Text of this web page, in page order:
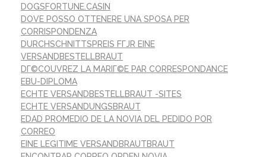
DOGSFORTUNE.CASIN
DOVE POSSO OTTENERE UNA SPOSA PER
CORRISPONDENZA
DURCHSCHNITTSPREIS FГЈR EINE
VERSANDBESTELLBRAUT
DГ©COUVREZ LA MARIГ©E PAR CORRESPONDANCE
EBU-DIPLOMA
ECHTE VERSANDBESTELLBRAUT -SITES
ECHTE VERSANDUNGSBRAUT
EDAD PROMEDIO DE LA NOVIA DEL PEDIDO POR
CORREO
EINE LEGITIME VERSANDBRAUTBRAUT